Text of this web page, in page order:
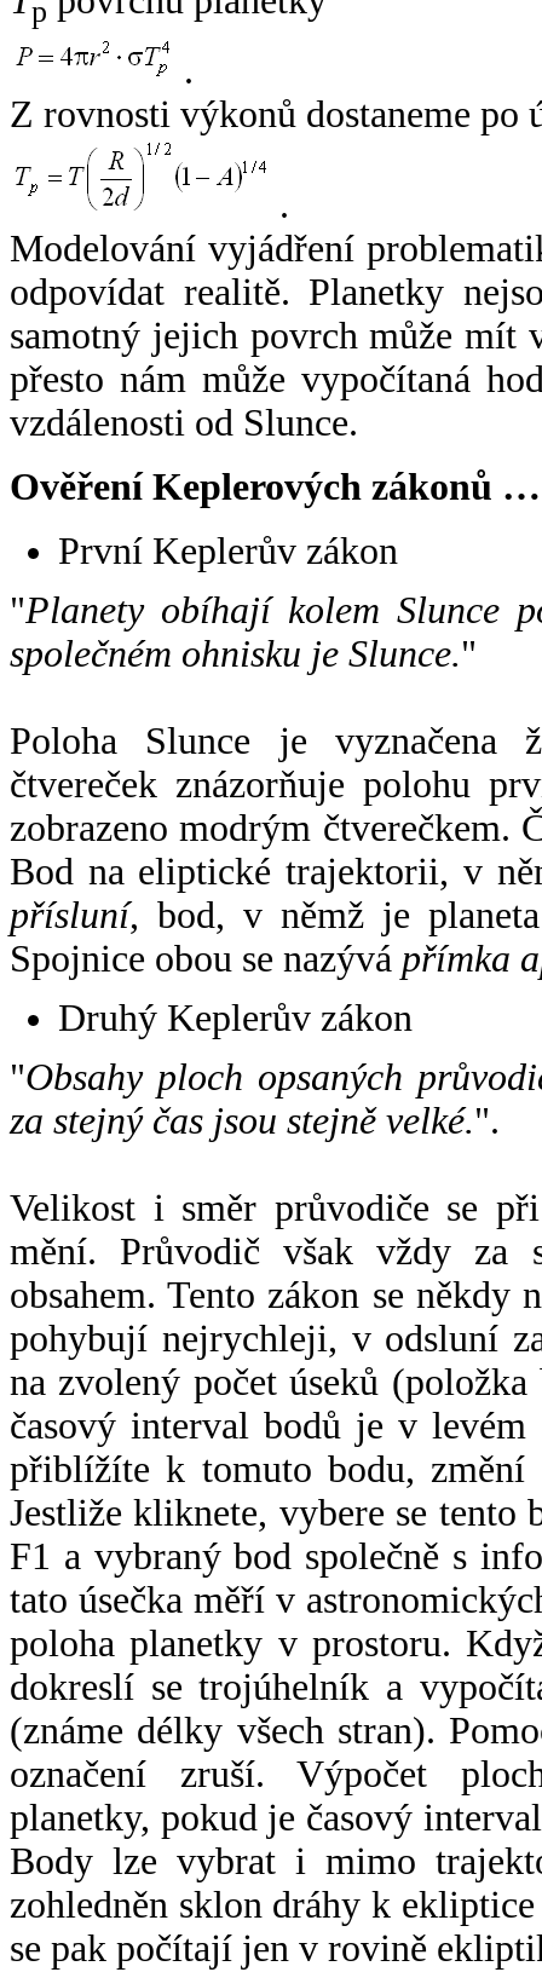
p
.
Z rovnosti výkonů dostaneme po
.
Modelování vyjádření
odpovídat realitě. Planetky
samotný jejich povrch může mít
přesto nám může vypočítaná
vzdálenosti od Slunce.
Ověření Keplerových zákonů …
První Keplerův zákon
"Planety obíhají kolem Slunce
společném ohnisku je Slunce."
Poloha Slunce je vyznačena
čtvereček znázorňuje polohu
zobrazeno modrým čtverečkem.
Bod na eliptické trajektorii, v
přísluní, bod, v němž je
Spojnice obou se nazývá přímka
Druhý Keplerův zákon
"Obsahy ploch opsaných
za stejný čas jsou stejně velké.".
Velikost i směr průvodiče se
mění. Průvodič však vždy za
obsahem. Tento zákon se někdy
pohybují nejrychleji, v odsluní
na zvolený počet úseků
časový interval bodů je v
přiblížíte k tomuto bodu,
Jestliže kliknete, vybere se tento
F1 a vybraný bod společně s
tato úsečka měří v
poloha planetky v prostoru.
dokreslí se trojúhelník a
(známe délky všech stran).
označení zruší. Výpočet
planetky, pokud je časový
Body lze vybrat i mimo
zohledněn sklon dráhy k
se pak počítají jen v rovině